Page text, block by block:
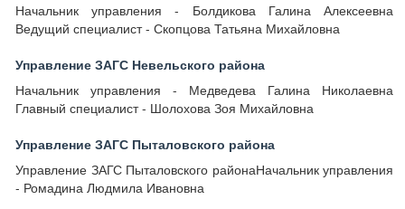
Начальник управления - Болдикова Галина Алексеевна
Ведущий специалист - Скопцова Татьяна Михайловна
Управление ЗАГС Невельского района
Начальник управления - Медведева Галина Николаевна
Главный специалист - Шолохова Зоя Михайловна
Управление ЗАГС Пыталовского района
Управление ЗАГС Пыталовского районаНачальник управления
- Ромадина Людмила Ивановна